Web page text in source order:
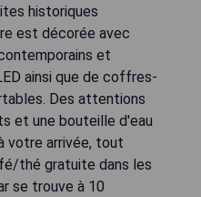
historiques
est décorée avec
et
ainsi que de coffres-
Des attentions
et une bouteille d'eau
votre arrivée, tout
thé gratuite dans les
se trouve à 10